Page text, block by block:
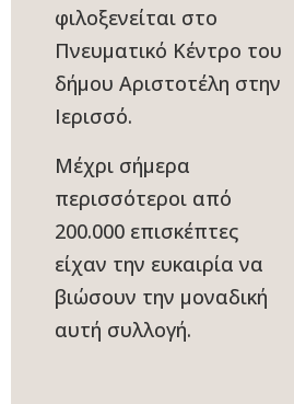
φιλοξενείται στο
Πνευματικό Κέντρο του
δήμου Αριστοτέλη στην
Ιερισσό.
Μέχρι σήμερα
περισσότεροι από
200.000 επισκέπτες
είχαν την ευκαιρία να
βιώσουν την μοναδική
αυτή συλλογή.